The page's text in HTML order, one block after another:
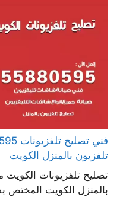
تلفزيون بالمنزل الكويت
تصليح تلفزيونات
بالمنزل الكويت المختص